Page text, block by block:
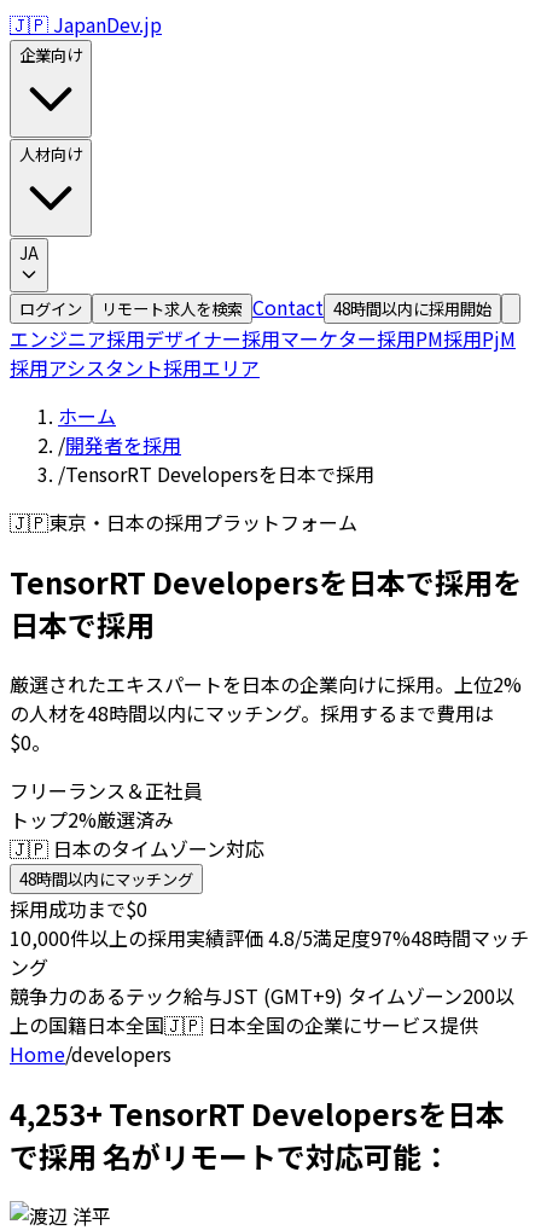
🇯🇵 JapanDev.jp
企業向け
人材向け
JA
ログイン リモート求人を検索 Contact 48時間以内に採用開始
エンジニア採用デザイナー採用マーケター採用PM採用PjM
採用アシスタント採用エリア
ホーム
/開発者を採用
/TensorRT Developersを日本で採用
🇯🇵東京・日本の採用プラットフォーム
TensorRT Developersを日本で採用を
日本で採用
厳選されたエキスパートを日本の企業向けに採用。上位2%
の人材を48時間以内にマッチング。採用するまで費用は
$0。
フリーランス＆正社員
トップ2%厳選済み
🇯🇵 日本のタイムゾーン対応
48時間以内にマッチング
採用成功まで$0
10,000件以上の採用実績評価 4.8/5満足度97%48時間マッチ
ング
競争力のあるテック給与JST (GMT+9) タイムゾーン200以
上の国籍日本全国🇯🇵 日本全国の企業にサービス提供
Home/developers
4,253+ TensorRT Developersを日本
で採用 名がリモートで対応可能：